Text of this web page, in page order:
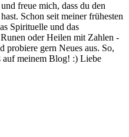
freue mich, dass du den
Schon seit meiner frühesten
Spirituelle und das
oder Heilen mit Zahlen -
probiere gern Neues aus. So,
auf meinem Blog! :) Liebe